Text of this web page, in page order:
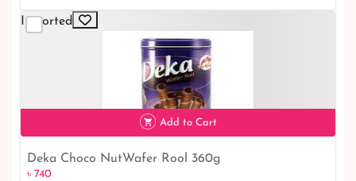
Imported
৳ 740
Add to Cart
Deka Choco NutWafer Rool 360g
৳ 740